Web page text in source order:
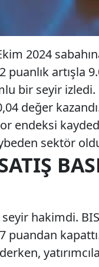
2024
puanlık artışla
bir seyir izledi.
değer
endeksi
sektör
seyir hakimdi.
puandan